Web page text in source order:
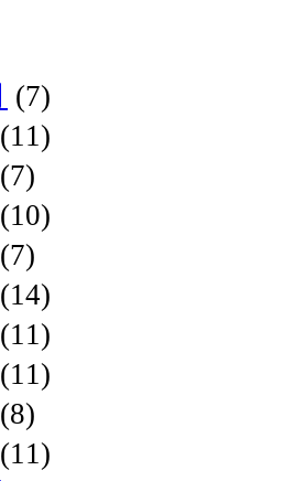
(7)
(11)
(7)
(10)
(7)
(14)
(11)
(11)
(8)
(11)